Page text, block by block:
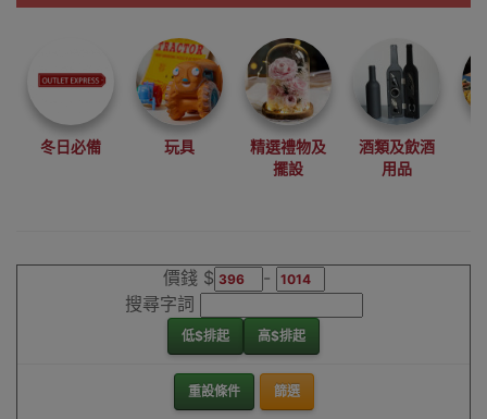
我們每月會固定
尋找最更新、最
潮、有特色而且
優惠的優質產
品，從用家的角
度為你帶來你的
最好選擇。
冬日必備 玩具
精選禮物及
擺設
酒類及飲酒
用品
價錢 $
-
搜尋字詞
低$排起 高$排起
重設條件 篩選